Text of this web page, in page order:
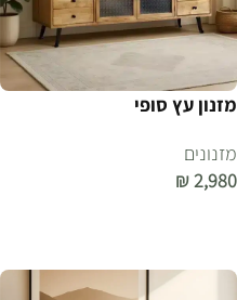
מזנון עץ סופי
מזנונים
₪2,980